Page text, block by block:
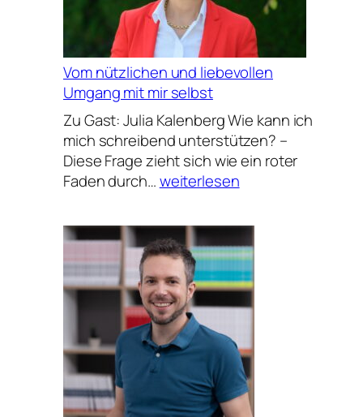
Vom nützlichen und liebevollen
Umgang mit mir selbst
Zu Gast: Julia Kalenberg Wie kann ich
mich schreibend unterstützen? –
Diese Frage zieht sich wie ein roter
Faden durch…Vom
und
liebevollen
Umgang
mit
mir
selbst
weiterlesen